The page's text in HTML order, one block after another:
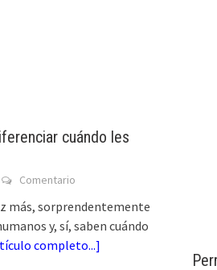
cuándo les
Comentario
más, sorprendentemente
y, sí, saben cuándo
completo...]